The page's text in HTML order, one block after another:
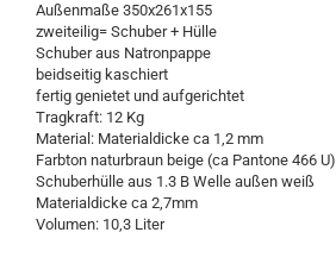
Außenmaße 350x261x155
zweiteilig= Schuber + Hülle
Schuber aus Natronpappe
beidseitig kaschiert
fertig genietet und aufgerichtet
Tragkraft: 12 Kg
Material: Materialdicke ca 1,2 mm
Farbton naturbraun beige (ca Pantone 466 U)
Schuberhülle aus 1.3 B Welle außen weiß
Materialdicke ca 2,7mm
Volumen: 10,3 Liter